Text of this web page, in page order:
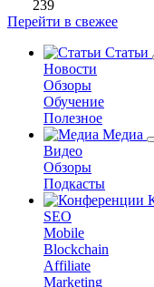
239
Перейти в свежее
Статьи
Новости
Обзоры
Обучение
Полезное
Медиа
Видео
Обзоры
Подкасты
SEO
Mobile
Blockchain
Affiliate
Marketing